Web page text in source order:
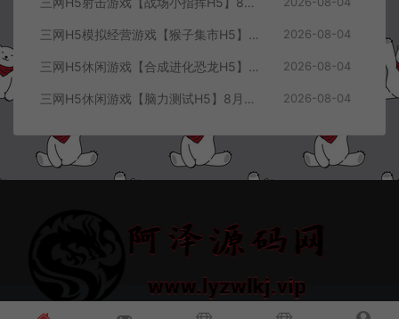
三网H5模拟经营游戏【猴子集市H5】8月最新整理Linux手工服务端+Win一键服务端+解压即玩+简易安卓客户端+详细搭建教程 2026-08-04
三网H5休闲游戏【合成进化恐龙H5】8月最新整理Linux手工服务端+Win一键服务端+解压即玩+简易安卓客户端+详细搭建教程 2026-08-04
三网H5休闲游戏【脑力测试H5】8月最新整理Linux手工服务端+Win一键服务端+解压即玩+简易安卓客户端+详细搭建教程 2026-08-04
© 2021~2026 阿泽源码网 www.lyzwlkj.vip 冷雨泽 豫